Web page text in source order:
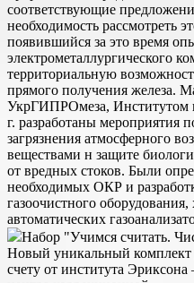
соответствующие
необходимость рассмотреть
появившийся за это время
электрометаллургического
территориальную
прямого получения железа.
УкрГИПРОмеза, Институтом
г. разработаны мероприятия
загрязнения атмосферного
веществами н защите
от вредных стоков. Были
необходимых ОКР и
газоочистного
автоматических
Набор "Учимся считать.
Новый уникальный комплект
счету от института